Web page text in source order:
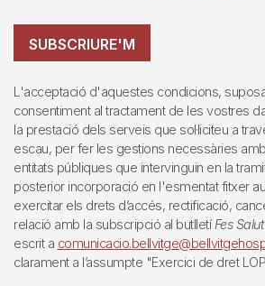
SUBSCRIURE'M
L'acceptació d'aquestes condicions,
consentiment al tractament de les vostres
la prestació dels serveis que sol·liciteu a
escau, per fer les gestions necessàries
entitats públiques que intervinguin en la
posterior incorporació en l'esmentat fitxer
exercitar els drets d’accés, rectificació,
relació amb la subscripció al butlletí Fes Salut
escrit a
clarament a l’assumpte "Exercici de dret